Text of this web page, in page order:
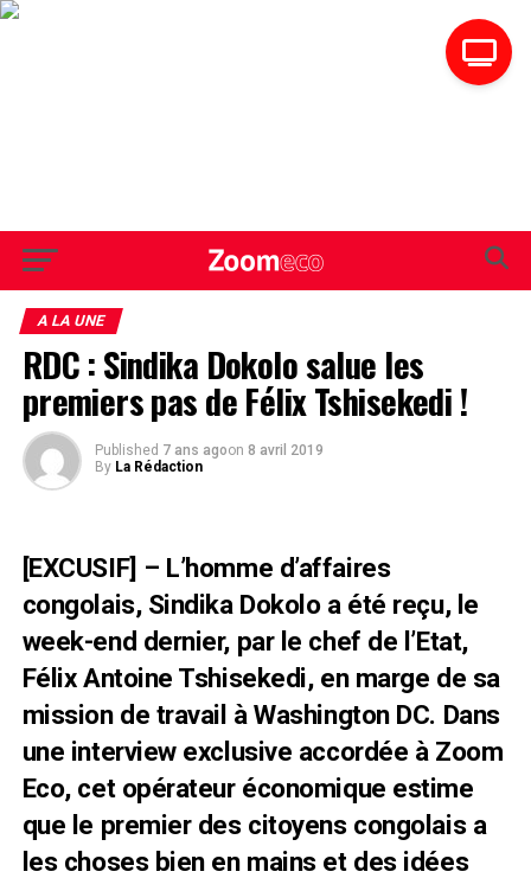
A LA UNE
RDC : Sindika Dokolo salue les
premiers pas de Félix Tshisekedi !
Published 7 ans agoon 8 avril 2019
By La Rédaction
[EXCUSIF] – L’homme d’affaires
congolais, Sindika Dokolo a été reçu, le
week-end dernier, par le chef de l’Etat,
Félix Antoine Tshisekedi, en marge de sa
mission de travail à Washington DC. Dans
une interview exclusive accordée à Zoom
Eco, cet opérateur économique estime
que le premier des citoyens congolais a
les choses bien en mains et des idées